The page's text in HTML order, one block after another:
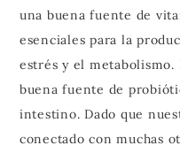
una buena fuente de
esenciales para la
estrés y el
buena fuente de
intestino. Dado que
conectado con muchas